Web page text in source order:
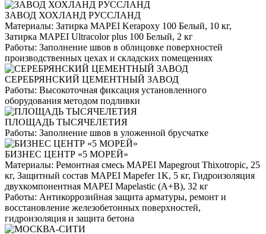
ЗАВОД ХОХЛАНД РУССЛАНД
Материалы: Затирка MAPEI Kerapoxy 100 Белый, 10 кг,
Затирка MAPEI Ultracolor plus 100 Белый, 2 кг
Работы: Заполнение швов в облицовке поверхностей
производственных цехах и складских помещениях
СЕРЕБРЯНСКИЙ ЦЕМЕНТНЫЙ ЗАВОД
Работы: Высокоточная фиксация установленного
оборудования методом подливки
ПЛОЩАДЬ ТЫСЯЧЕЛЕТИЯ
Работы: Заполнение швов в уложенной брусчатке
БИЗНЕС ЦЕНТР «5 МОРЕЙ»
Материалы: Ремонтная смесь MAPEI Mapegrout Thixotropic, 25
кг, Защитный состав MAPEI Mapefer 1K, 5 кг, Гидроизоляция
двухкомпонентная MAPEI Mapelastic (А+B), 32 кг
Работы: Антикоррозийная защита арматуры, ремонт и
восстановление железобетонных поверхностей,
гидроизоляция и защита бетона